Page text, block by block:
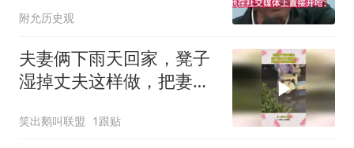
附允历史观
夫妻俩下雨天回家，凳子
湿掉丈夫这样做，把妻子
笑出鹅叫联盟 1跟贴